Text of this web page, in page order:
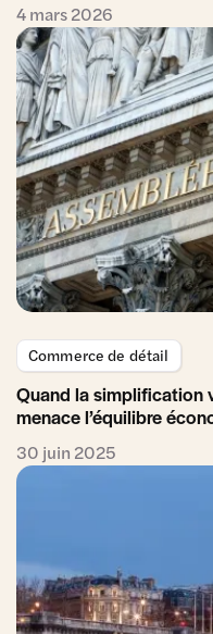
4 mars 2026
Commerce de détail
Quand la simplification
menace l’équilibre
30 juin 2025